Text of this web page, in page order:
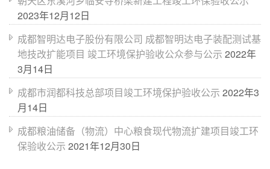
2023年12月12日
成都智明达电子股份有限公司 成都智明达电子装配测试基
地技改扩能项目 竣工环境保护验收公众参与公示 2022年
3月14日
成都市润都科技总部项目竣工环境保护验收公示 2022年3
月14日
成都粮油储备（物流）中心粮食现代物流扩建项目竣工环
保验收公示 2021年12月30日